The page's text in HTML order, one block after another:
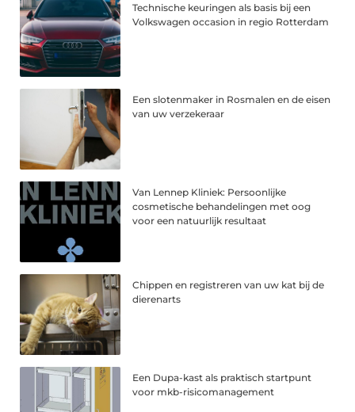
Technische keuringen als basis bij een
Volkswagen occasion in regio Rotterdam
Een slotenmaker in Rosmalen en de eisen
van uw verzekeraar
Van Lennep Kliniek: Persoonlijke
cosmetische behandelingen met oog
voor een natuurlijk resultaat
Chippen en registreren van uw kat bij de
dierenarts
Een Dupa-kast als praktisch startpunt
voor mkb-risicomanagement